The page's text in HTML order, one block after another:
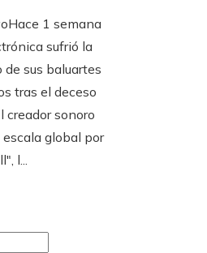
Hace 1 semana
sufrió la
de sus baluartes
tras el deceso
creador sonoro
global por
l...